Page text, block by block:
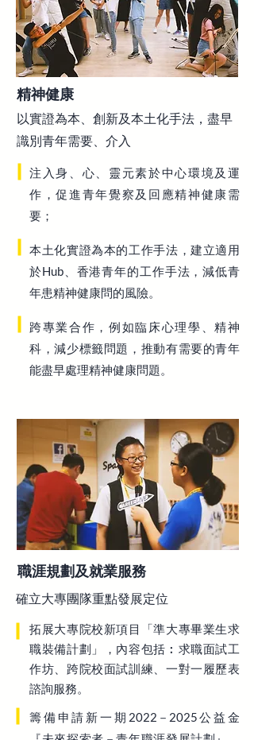
以實證為本、創新及本土化手法，盡早
識別青年需要、介入
注入身、心、靈元素於中心環境及運
作，促進青年覺察及回應精神健康需
要；
本土化實證為本的工作手法，建立適用
於Hub、香港青年的工作手法，減低青
年患精神健康問的風險。
精神健康
跨專業合作，例如臨床心理學、精神
科，減少標籤問題，推動有需要的青年
能盡早處理精神健康問題。
籌備申請新一期2022－2025公益金
職涯規劃及就業服務
拓展大專院校新項目「準大專畢業生求
職裝備計劃」，內容包括︰求職面試工
作坊、跨院校面試訓練、一對一履歷表
諮詢服務。
確立大專團隊重點發展定位